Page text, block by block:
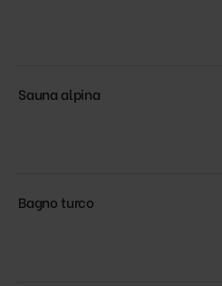
Sauna alpina
Bagno turco